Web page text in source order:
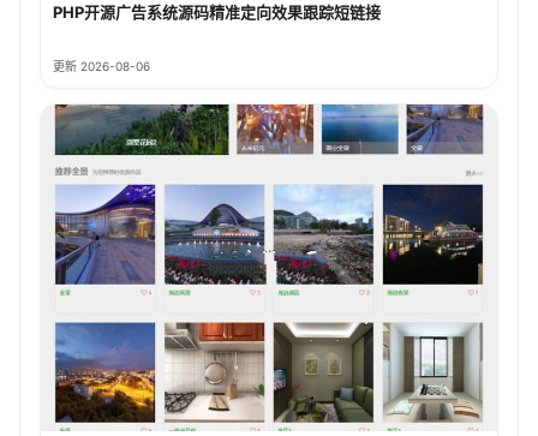
PHP开源广告系统源码精准定向效果跟踪短链接
更新 2026-08-06